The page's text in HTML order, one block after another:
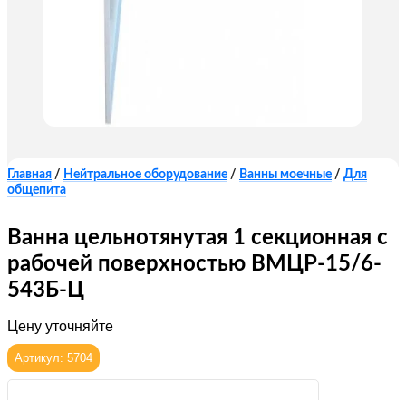
Главная / Нейтральное оборудование / Ванны моечные / Для
общепита
Ванна цельнотянутая 1 секционная с
рабочей поверхностью ВМЦР-15/6-
543Б-Ц
Цену уточняйте
Артикул: 5704